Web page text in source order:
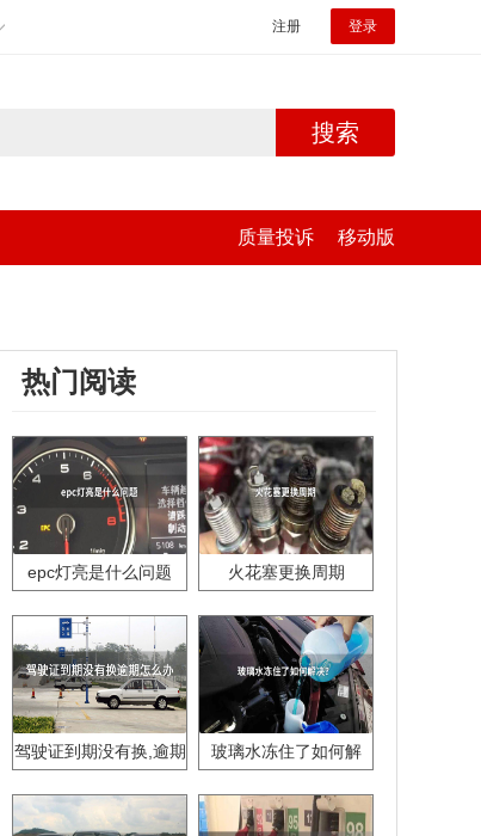
注册 登录
搜索
质量投诉 移动版
热门阅读
epc灯亮是什么问题 火花塞更换周期
驾驶证到期没有换,逾期
玻璃水冻住了如何解